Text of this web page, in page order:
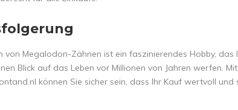
von Megalodon-Zähnen ist ein faszinierendes Hobby,
Blick auf das Leben vor Millionen von Jahren werfen.
können Sie sicher sein, dass Ihr Kauf wertvoll und